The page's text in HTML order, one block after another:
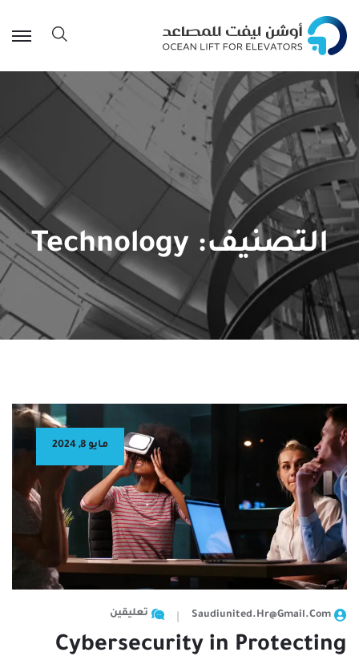
التصنيف:Technology
مايو 8, 2024
Saudiunited.hr@gmail.com تعليقين
Cybersecurity in Protecting